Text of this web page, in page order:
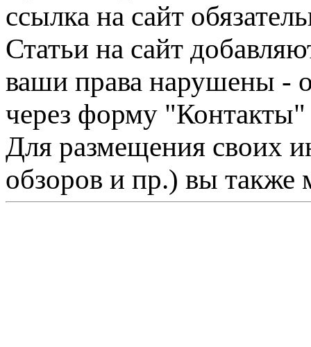
ссылка на сайт
Статьи на сайт
ваши права нарушены -
через форму "Контакты"
Для размещения своих
обзоров и пр.) вы также